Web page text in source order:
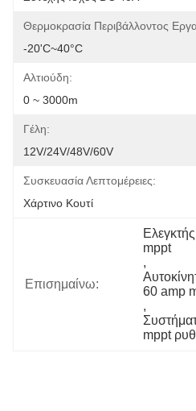
Θερμοκρασία Περιβάλλοντος
-20'C~40°C
Αλτιούδη:
0 ~ 3000m
Γέλη:
12V/24V/48V/60V
Συσκευασία Λεπτομέρειες:
Χάρτινο Κουτί
Επισημαίνω:
mppt
,
60 amp
,
mppt